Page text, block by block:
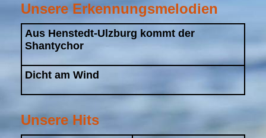
Unsere Erkennungsmelodien
Aus Henstedt-Ulzburg kommt der
Shantychor
Dicht am Wind
Unsere Hits